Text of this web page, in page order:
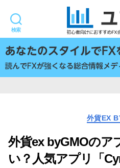
検索
外貨EX
外貨ex byGMOのア
い？人気アプリ「